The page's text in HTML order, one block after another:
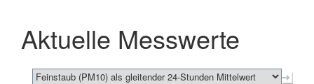
schließen
Aktuelle Messwerte